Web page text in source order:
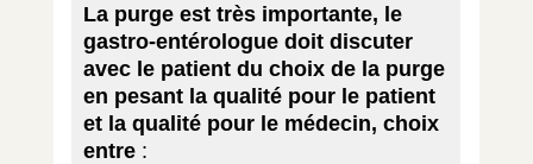
La purge est très importante, le
gastro-entérologue doit discuter
avec le patient du choix de la purge
en pesant la qualité pour le patient
et la qualité pour le médecin, choix
entre: